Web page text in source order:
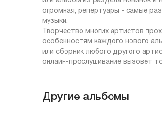
огромная, репертуары - самые
музыки.
Творчество многих артистов
особенностям каждого нового
или сборник любого другого
онлайн-прослушивание вызовет
Другие альбомы